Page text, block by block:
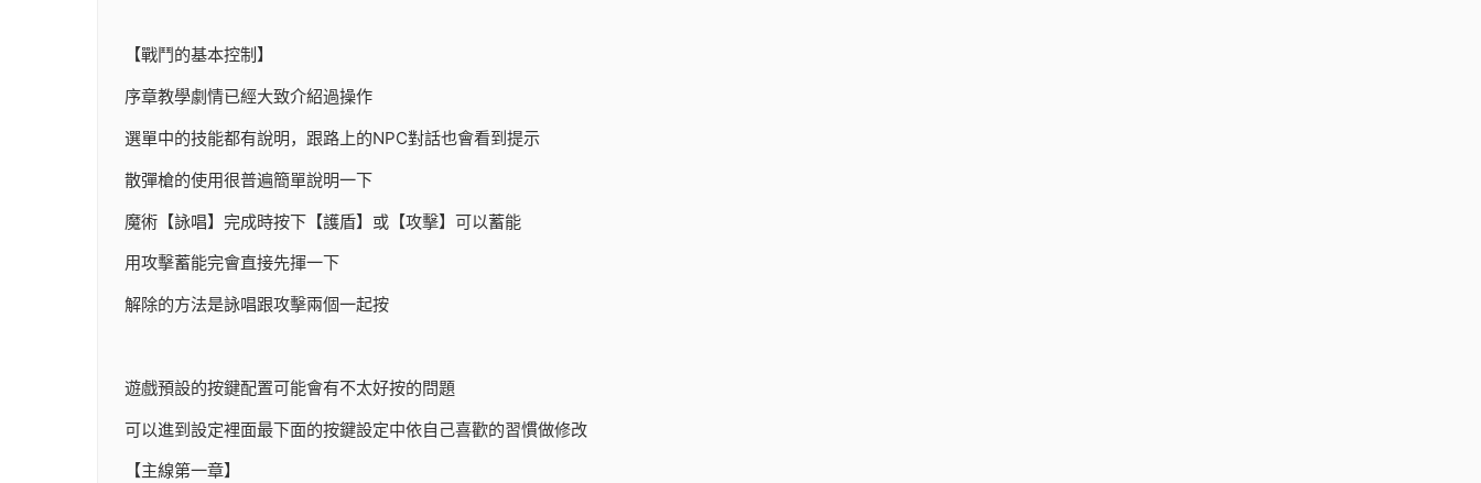
【戰鬥的基本控制】
序章教學劇情已經大致介紹過操作
選單中的技能都有說明，跟路上的NPC對話也會看到提示
散彈槍的使用很普遍簡單說明一下
魔術【詠唱】完成時按下【護盾】或【攻擊】可以蓄能
用攻擊蓄能完會直接先揮一下
解除的方法是詠唱跟攻擊兩個一起按
遊戲預設的按鍵配置可能會有不太好按的問題
可以進到設定裡面最下面的按鍵設定中依自己喜歡的習慣做修改
【主線第一章】